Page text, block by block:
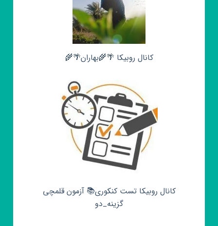
کانال روبیکا 🌴🌾بهاران🌴🌾
کانال روبیکا تست کنکوری📚 آزمون قلمچی‌‌
گزینه_دو